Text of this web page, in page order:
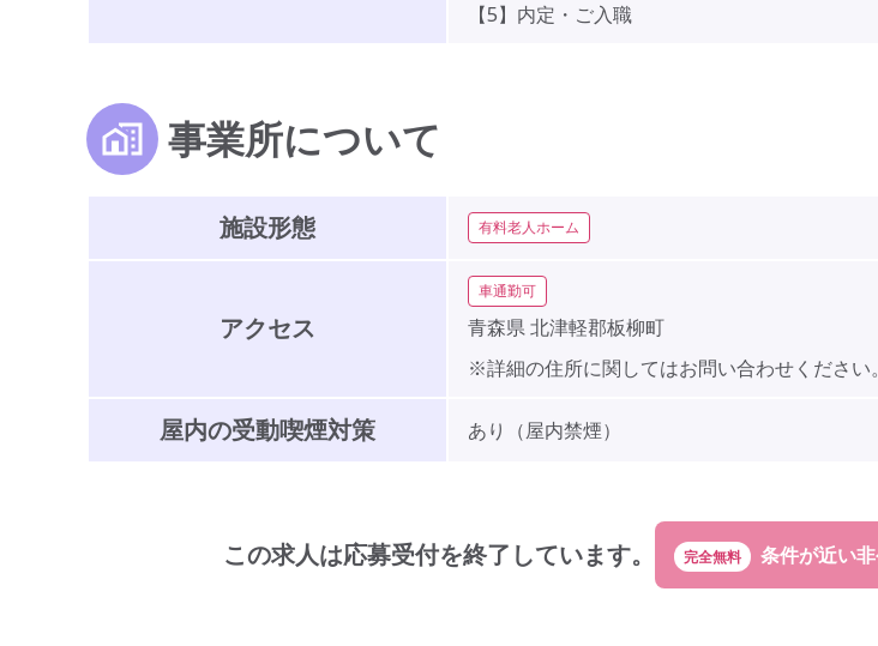
【5】内定・ご入職
事業所について
施設形態 有料老人ホーム
アクセス
車通勤可
青森県 北津軽郡板柳町
※詳細の住所に関してはお問い合わせください。
屋内の受動喫煙対策 あり（屋内禁煙）
この求人は応募受付を終了しています。 完全無料